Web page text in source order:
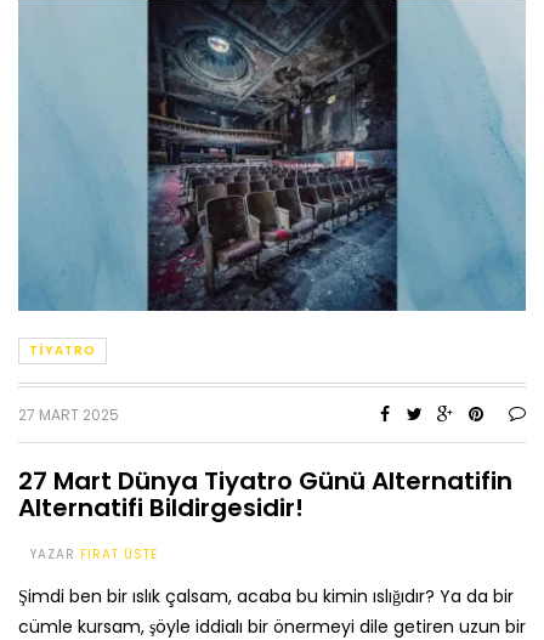
TIYATRO
27 MART 2025
27 Mart Dünya Tiyatro Günü Alternatifin
Alternatifi Bildirgesidir!
YAZAR FIRAT ÜSTE
Şimdi ben bir ıslık çalsam, acaba bu kimin ıslığıdır? Ya da bir
cümle kursam, şöyle iddialı bir önermeyi dile getiren uzun bir